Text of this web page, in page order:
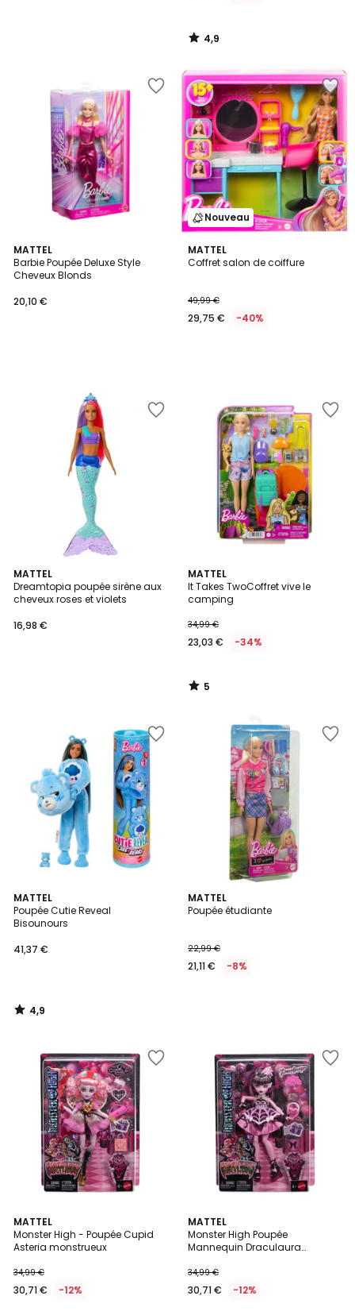
4,9
/
MATTEL
Barbie Poupée Deluxe Style
Cheveux Blonds
20,10 €
Nouveau
MATTEL
Coffret salon de coiffure
49,99 €
29,75 € -40%
MATTEL
Dreamtopia poupée sirène aux
cheveux roses et violets
16,98 €
MATTEL
It Takes TwoCoffret vive le
camping
34,99 €
23,03 € -34%
5
/
5
5
/
MATTEL
Poupée Cutie Reveal
Bisounours
41,37 €
4,9
/ 5
4,9
/
MATTEL
Poupée étudiante
22,99 €
21,11 € -8%
MATTEL
Monster High - Poupée Cupid
Asteria monstrueux
34,99 €
30,71 € -12%
5
/
5
MATTEL
Monster High Poupée
Mannequin Draculaura
34,99 €
30,71 € -12%
4,9
/ 5